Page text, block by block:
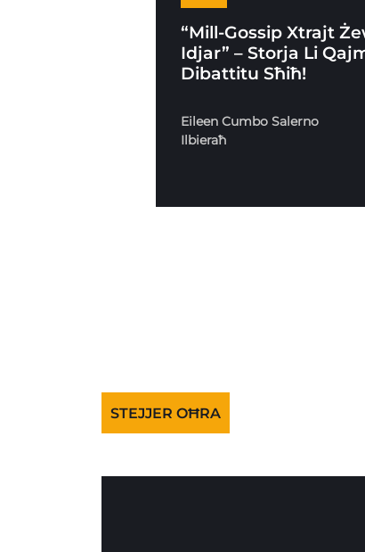
“Mill-Gossip Xtrajt
Idjar” – Storja Li
Dibattitu Sħiħ!
Eileen Cumbo Salerno
Ilbieraħ
STEJJER OĦRA